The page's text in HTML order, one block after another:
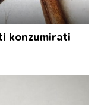
konzumirati